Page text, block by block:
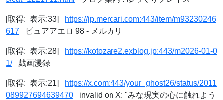
[取得: 表示:33]
https://jp.mercari.com:443/item/m93230246
617 ピュアアエロ 98 - メルカリ
[取得: 表示:28]
https://kotozare2.exblog.jp:443/m2026-01-0
1/戯画漫録
[取得: 表示:21]
https://x.com:443/your_ghost26/status/2011
089927694639470 invalid on X: "みな現実の心に触れよう